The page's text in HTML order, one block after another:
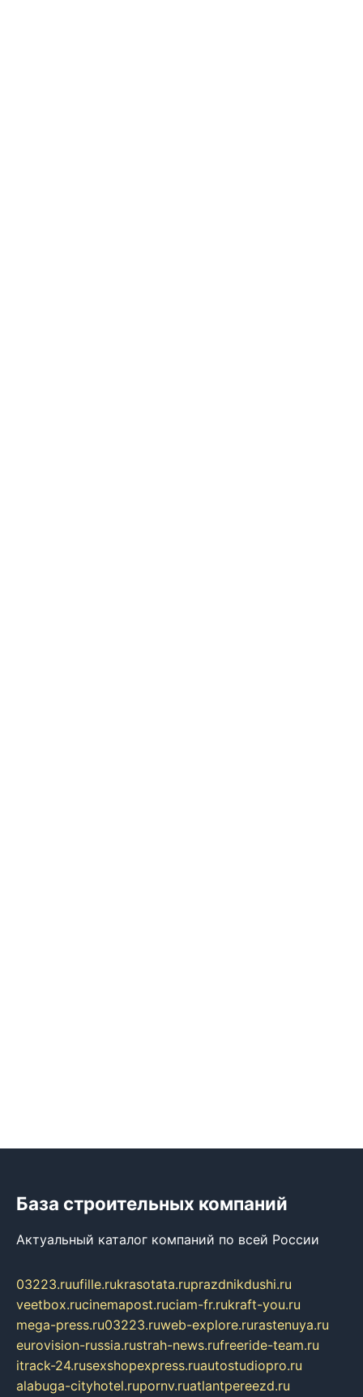
База строительных компаний
Актуальный каталог компаний по всей России
03223.ruufille.rukrasotata.ruprazdnikdushi.ru
veetbox.rucinemapost.ruciam-fr.rukraft-you.ru
mega-press.ru03223.ruweb-explore.rurastenuya.ru
eurovision-russia.rustrah-news.rufreeride-team.ru
itrack-24.rusexshopexpress.ruautostudiopro.ru
alabuga-cityhotel.rupornv.ruatlantpereezd.ru